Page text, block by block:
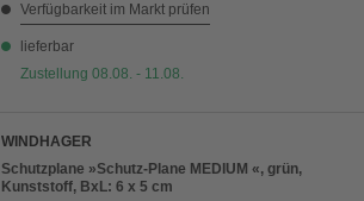
Verfügbarkeit im Markt prüfen
lieferbar
Zustellung 08.08. - 11.08.
WINDHAGER
Schutzplane »Schutz-Plane MEDIUM «, grün,
Kunststoff, BxL: 6 x 5 cm